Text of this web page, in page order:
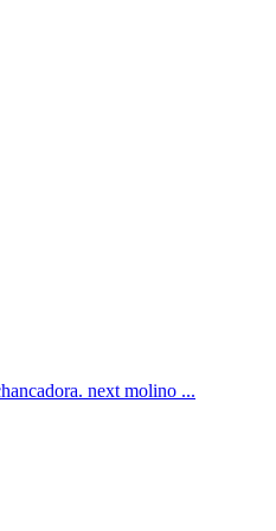
next molino ...